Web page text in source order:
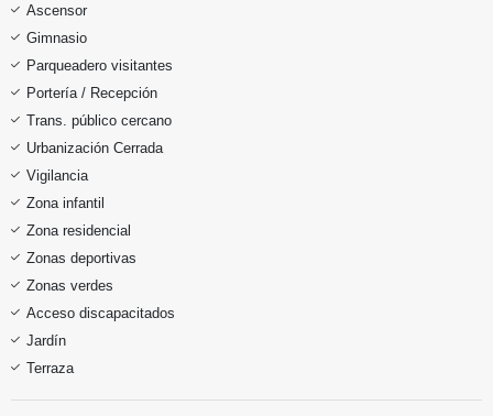
Ascensor
Gimnasio
Parqueadero visitantes
Portería / Recepción
Trans. público cercano
Urbanización Cerrada
Vigilancia
Zona infantil
Zona residencial
Zonas deportivas
Zonas verdes
Acceso discapacitados
Jardín
Terraza